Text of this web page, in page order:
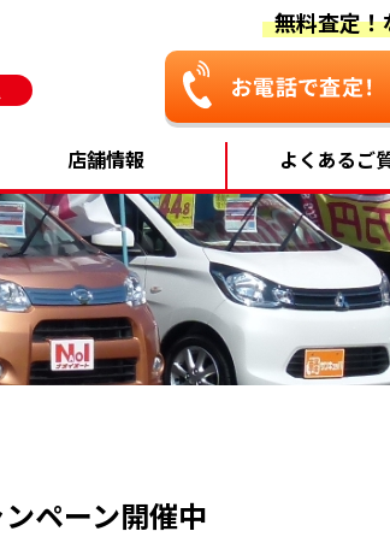
無料査定！
店舗情報 よくあるご
ペーン開催中